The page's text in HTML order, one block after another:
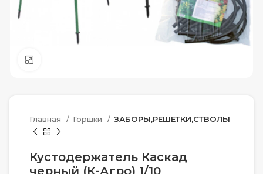
Главная Горшки ЗАБОРЫ,РЕШЕТКИ,СТВОЛЫ
Кустодержатель Каскад
черный (К-Агро) 1/10